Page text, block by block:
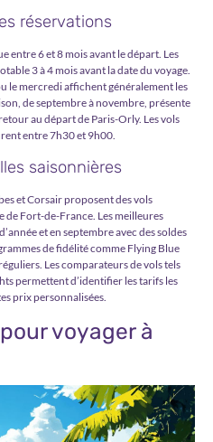
réservations
entre 6 et 8 mois avant le départ. Les
3 à 4 mois avant la date du voyage.
le mercredi affichent généralement les
de septembre à novembre, présente
au départ de Paris-Orly. Les vols
entre 7h30 et 9h00.
saisonnières
et Corsair proposent des vols
de Fort-de-France. Les meilleures
et en septembre avec des soldes
de fidélité comme Flying Blue
Les comparateurs de vols tels
permettent d’identifier les tarifs les
prix personnalisées.
voyager à